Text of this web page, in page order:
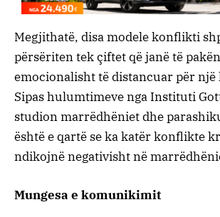
Megjithatë, disa modele konflikti
përsëriten tek çiftet që janë të
emocionalisht të distancuar për një
Sipas hulumtimeve nga Instituti
studion marrëdhëniet dhe
është e qartë se ka katër konflikte
ndikojnë negativisht në
Mungesa e komunikimit